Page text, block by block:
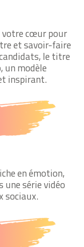
votre cœur pour
et savoir-faire
le titre
un modèle
inspirant.
en émotion,
série vidéo
sociaux.